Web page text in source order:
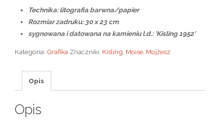
Technika: litografia barwna/papier
Rozmiar zadruku: 30 x 23 cm
sygnowana i datowana na kamieniu l.d.: 'Kisling 1952′
Kategoria: Grafika Znaczniki: Kisling, Moise, Mojżesz
Opis
Opis